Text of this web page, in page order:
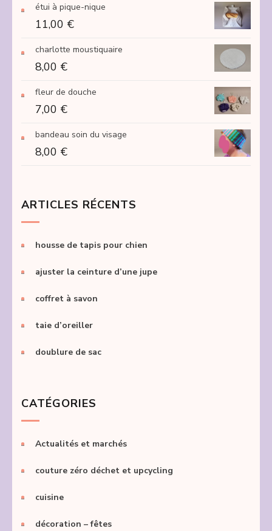
étui à pique-nique
11,00 €
charlotte moustiquaire
8,00 €
fleur de douche
7,00 €
bandeau soin du visage
8,00 €
ARTICLES RÉCENTS
housse de tapis pour chien
ajuster la ceinture d’une jupe
coffret à savon
taie d’oreiller
doublure de sac
CATÉGORIES
Actualités et marchés
couture zéro déchet et upcycling
cuisine
décoration – fêtes